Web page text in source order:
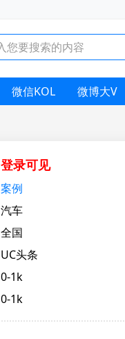
微信KOL 微博大V
登录可见
案例
汽车
全国
UC头条
0-1k
0-1k